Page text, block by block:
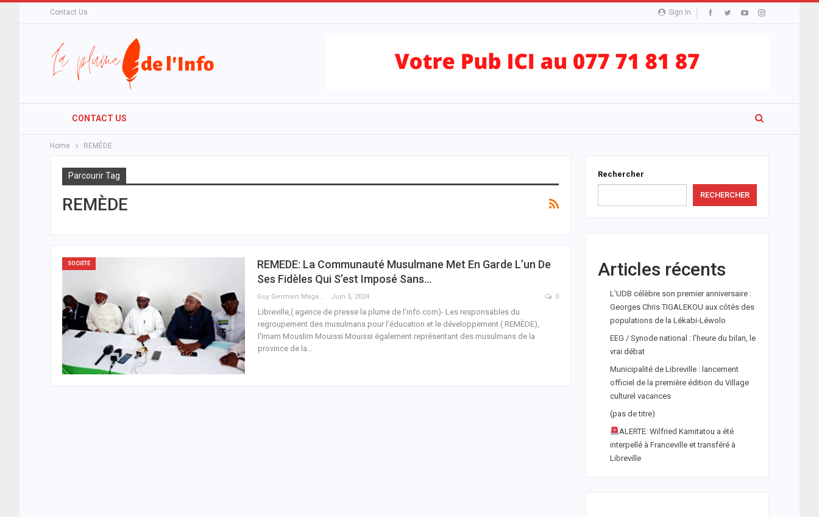
Sign In
Contact Us
CONTACT US
Home REMÈDE
Parcourir Tag
REMÈDE
SOCIÉTÉ
REMEDE: La Communauté Musulmane Met En Garde L’un De
Ses Fidèles Qui S’est Imposé Sans…
Guy Germain Maganga Nziengui Juin 5, 2024 0
Libreville,( agence de presse la plume de l'info.com)- Les responsables du
regroupement des musulmans pour l'éducation et le développement ( REMÈDE),
l'Imam Mouslim Mouissi Mouissi également représentant des musulmans de la
province de la…
Rechercher
RECHERCHER
Articles récents
L’UDB célèbre son premier anniversaire :
Georges Chris TIGALEKOU aux côtés des
populations de la Lékabi-Léwolo
EEG / Synode national : l’heure du bilan, le
vrai débat
Municipalité de Libreville : lancement
officiel de la première édition du Village
culturel vacances
(pas de titre)
ALERTE: Wilfried Kamitatou a été
interpellé à Franceville et transféré à
Libreville